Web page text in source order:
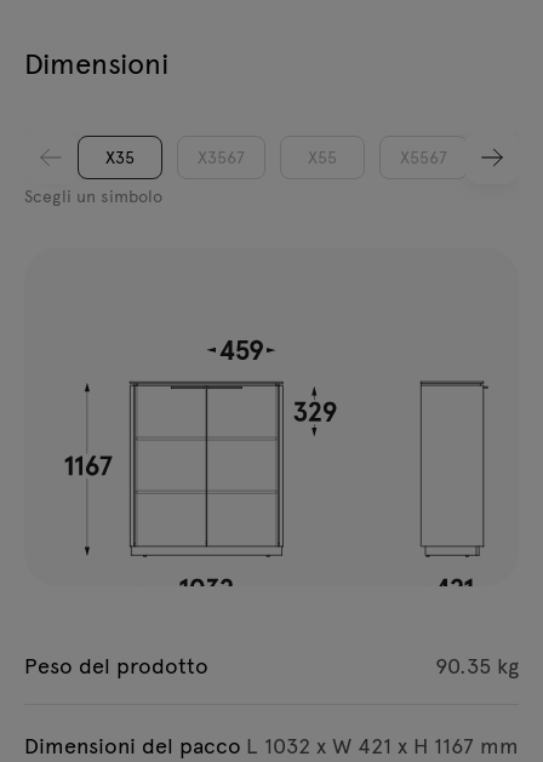
Dimensioni
X35 X3567 X55
X5567
Scegli un simbolo
Peso del prodotto 90.35 kg
Dimensioni del pacco L 1032 x W 421 x H 1167 mm